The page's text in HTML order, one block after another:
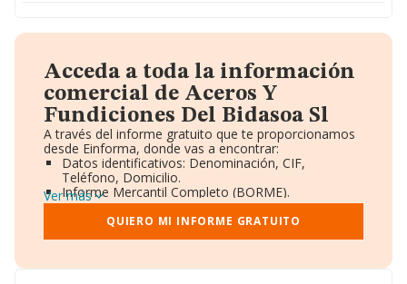
Acceda a toda la información
comercial de Aceros Y
Fundiciones Del Bidasoa Sl
A través del informe gratuito que te proporcionamos
desde Einforma, donde vas a encontrar:
Datos identificativos: Denominación, CIF,
Teléfono, Domicilio.
Informe Mercantil Completo (BORME).
Gráficos de Evolución Ventas y Empleados.
Consejo de Administración y Administradores.
Directivos y Ejecutivos.
Ver más
QUIERO MI INFORME GRATUITO